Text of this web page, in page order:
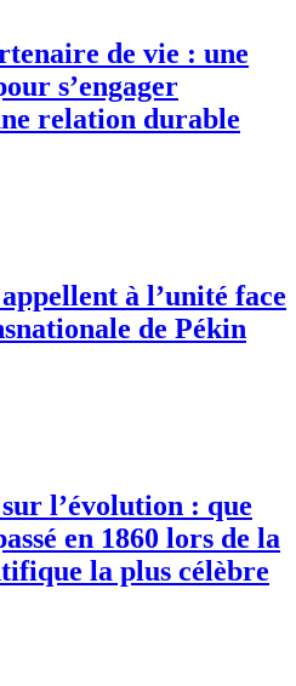
de vie : une
s’engager
relation durable
à l’unité face
de Pékin
l’évolution : que
en 1860 lors de la
la plus célèbre